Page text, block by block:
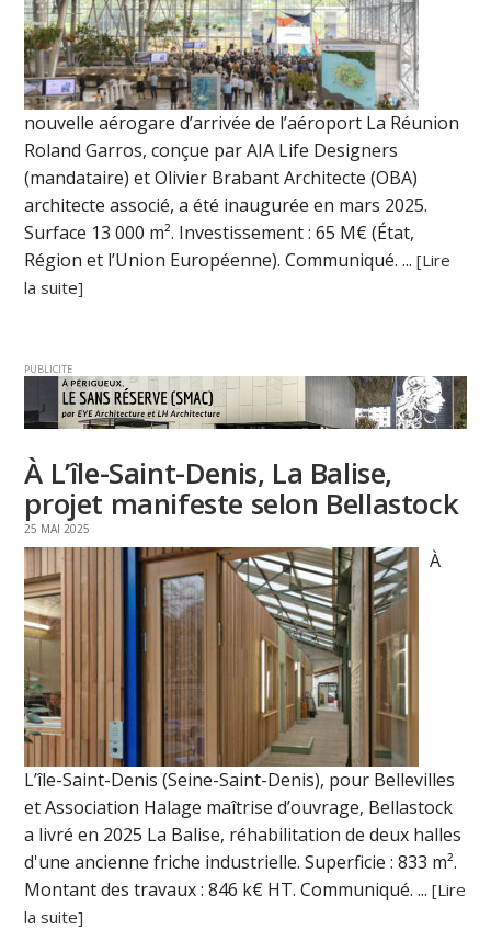
nouvelle aérogare d’arrivée de l’aéroport La Réunion
Roland Garros, conçue par AIA Life Designers
(mandataire) et Olivier Brabant Architecte (OBA)
architecte associé, a été inaugurée en mars 2025.
Surface 13 000 m². Investissement : 65 M€ (État,
Région et l’Union Européenne). Communiqué. ...[Lire
la suite]
PUBLICITE
À L’île-Saint-Denis, La Balise,
projet manifeste selon Bellastock
25 MAI 2025
À
L’île-Saint-Denis (Seine-Saint-Denis), pour Bellevilles
et Association Halage maîtrise d’ouvrage, Bellastock
a livré en 2025 La Balise, réhabilitation de deux halles
d'une ancienne friche industrielle. Superficie : 833 m².
Montant des travaux : 846 k€ HT. Communiqué. ...[Lire
la suite]